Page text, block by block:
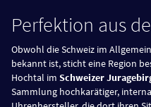
Perfektion aus
Obwohl die Schweiz im
bekannt ist, sticht eine Region
Hochtal im Schweizer
Sammlung hochkarätiger,